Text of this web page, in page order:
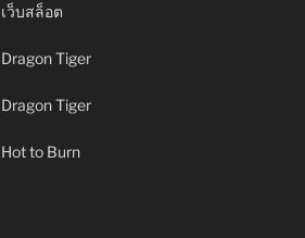
เว็บสล็อต
Dragon Tiger
Dragon Tiger
Hot to Burn